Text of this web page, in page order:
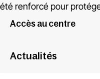
été renforcé pour
Accès au centre
Actualités